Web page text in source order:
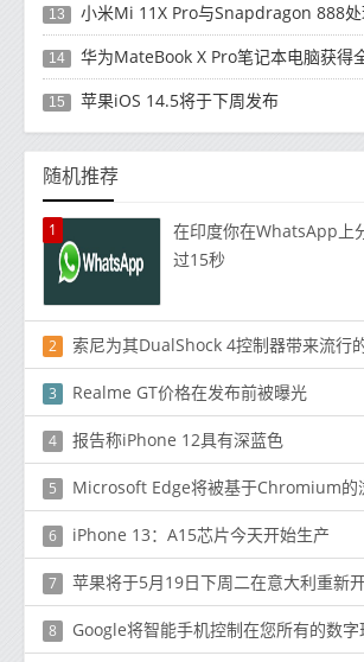
13 小米Mi 11X Pro与Snapdragon 888
14 华为MateBook X Pro笔记本电脑获得
15 苹果iOS 14.5将于下周发布
随机推荐
1
在印度你在WhatsApp上
过15秒
2 索尼为其DualShock 4控制器带来流行
3 Realme GT价格在发布前被曝光
4 报告称iPhone 12具有深蓝色
5 Microsoft Edge将被基于Chromium的
6 iPhone 13：A15芯片今天开始生产
7 苹果将​​于5月19日下周二在意大利重新
8 Google将智能手机控制在您所有的数字